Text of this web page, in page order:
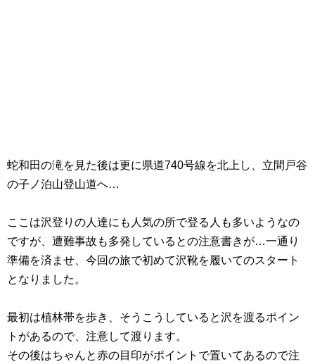
蛇和田の滝を見た後は更に県道740号線を北上し、立間戸谷
の子ノ泊山登山道へ…
ここは沢登りの人達にも人気の所で登る人も多いようなの
ですが、遭難事故も多発しているとの注意書きが…一通り
準備を済ませ、今回の旅で初めて沢靴を履いてのスタート
となりました。
最初は植林帯を歩き、そうこうしていると沢を渡るポイン
トがあるので、注意して渡ります。
その後はちゃんと赤の目印がポイントで置いてあるので注